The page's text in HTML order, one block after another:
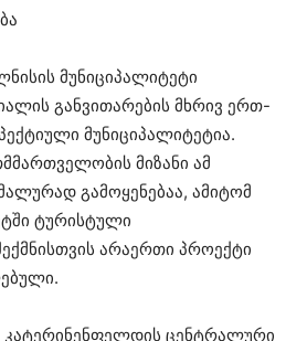
მუნიციპალიტეტი
განვითარების მხრივ ერთ-
მუნიციპალიტეტია.
მიზანი ამ
გამოყენებაა, ამიტომ
ტურისტული
არაერთი პროექტი
ცენტრალური